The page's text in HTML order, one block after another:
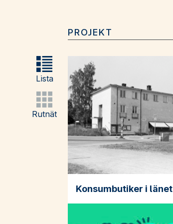
PROJEKT
Lista
Rutnät
Konsumbutiker i länet